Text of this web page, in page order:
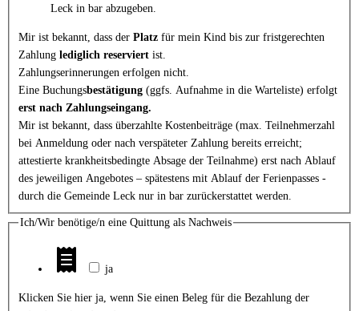
Leck in bar abzugeben.
Mir ist bekannt, dass der Platzfür mein Kind bis zur fristgerechten
Zahlung lediglich reserviert ist.
Zahlungserinnerungen erfolgen nicht.
Eine Buchungsbestätigung(ggfs. Aufnahme in die Warteliste) erfolgt
erst nach Zahlungseingang.
Mir ist bekannt, dass überzahlte Kostenbeiträge (max. Teilnehmerzahl
bei Anmeldung oder nach verspäteter Zahlung bereits erreicht;
attestierte krankheitsbedingte Absage der Teilnahme) erst nach Ablauf
des jeweiligen Angebotes – spätestens mit Ablauf der Ferienpasses -
durch die Gemeinde Leck nur in bar zurückerstattet werden.
Ich/Wir benötige/n eine Quittung als Nachweis
ja
Klicken Sie hier ja, wenn Sie einen Beleg für die Bezahlung der